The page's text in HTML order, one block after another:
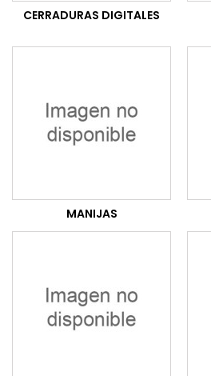
CERRADURAS DIGITALES
MANIJAS